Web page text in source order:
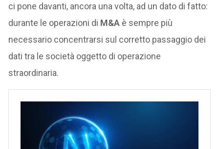
ci pone davanti, ancora una volta, ad un dato di fatto:
durante le operazioni di M&A è sempre più
necessario concentrarsi sul corretto passaggio dei
dati tra le società oggetto di operazione
straordinaria.